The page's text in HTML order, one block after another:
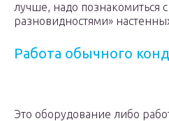
лучше, надо познакомиться
разновидностями»
Работа обычного
Это оборудование либо